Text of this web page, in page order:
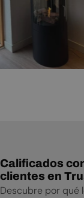
Calificados
clientes en
Descubre por qué